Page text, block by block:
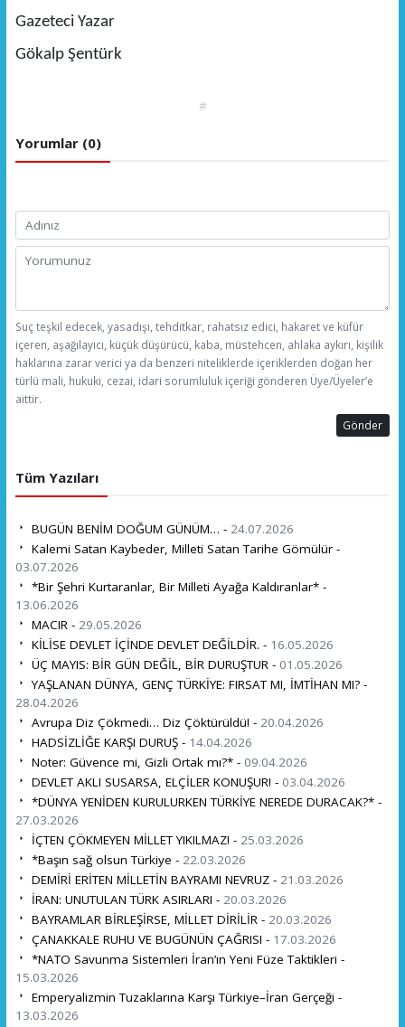
Gazeteci Yazar
Gökalp Şentürk
#
Yorumlar (0)
Suç teşkil edecek, yasadışı, tehditkar, rahatsız edici, hakaret ve küfür
içeren, aşağılayıcı, küçük düşürücü, kaba, müstehcen, ahlaka aykırı, kişilik
haklarına zarar verici ya da benzeri niteliklerde içeriklerden doğan her
türlü mali, hukuki, cezai, idari sorumluluk içeriği gönderen Üye/Üyeler’e
aittir.
Gönder
Tüm Yazıları
BUGÜN BENİM DOĞUM GÜNÜM… - 24.07.2026
Kalemi Satan Kaybeder, Milleti Satan Tarihe Gömülür -
03.07.2026
*Bir Şehri Kurtaranlar, Bir Milleti Ayağa Kaldıranlar* -
13.06.2026
MACIR - 29.05.2026
KİLİSE DEVLET İÇİNDE DEVLET DEĞİLDİR. - 16.05.2026
ÜÇ MAYIS: BİR GÜN DEĞİL, BİR DURUŞTUR - 01.05.2026
YAŞLANAN DÜNYA, GENÇ TÜRKİYE: FIRSAT MI, İMTİHAN MI? -
28.04.2026
Avrupa Diz Çökmedi… Diz Çöktürüldü! - 20.04.2026
HADSİZLİĞE KARŞI DURUŞ - 14.04.2026
Noter: Güvence mi, Gizli Ortak mı?* - 09.04.2026
DEVLET AKLI SUSARSA, ELÇİLER KONUŞUR! - 03.04.2026
*DÜNYA YENİDEN KURULURKEN TÜRKİYE NEREDE DURACAK?* -
27.03.2026
İÇTEN ÇÖKMEYEN MİLLET YIKILMAZ! - 25.03.2026
*Başın sağ olsun Türkiye - 22.03.2026
DEMİRİ ERİTEN MİLLETİN BAYRAMI NEVRUZ - 21.03.2026
İRAN: UNUTULAN TÜRK ASIRLARI - 20.03.2026
BAYRAMLAR BİRLEŞİRSE, MİLLET DİRİLİR - 20.03.2026
ÇANAKKALE RUHU VE BUGÜNÜN ÇAĞRISI - 17.03.2026
*NATO Savunma Sistemleri İran’ın Yeni Füze Taktikleri -
15.03.2026
Emperyalizmin Tuzaklarına Karşı Türkiye–İran Gerçeği -
13.03.2026